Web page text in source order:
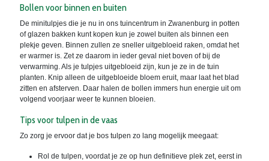
Bollen voor binnen en buiten
De minitulpjes die je nu in ons tuincentrum in Zwanenburg in potten
of glazen bakken kunt kopen kun je zowel buiten als binnen een
plekje geven. Binnen zullen ze sneller uitgebloeid raken, omdat het
er warmer is. Zet ze daarom in ieder geval niet boven of bij de
verwarming. Als je tulpjes uitgebloeid zijn, kun je ze in de tuin
planten. Knip alleen de uitgebloeide bloem eruit, maar laat het blad
zitten en afsterven. Daar halen de bollen immers hun energie uit om
volgend voorjaar weer te kunnen bloeien.
Tips voor tulpen in de vaas
Zo zorg je ervoor dat je bos tulpen zo lang mogelijk meegaat:
Rol de tulpen, voordat je ze op hun definitieve plek zet, eerst in